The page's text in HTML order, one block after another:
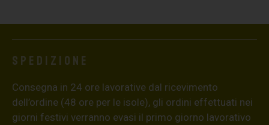
Spedizione
Consegna in 24 ore lavorative dal ricevimento
dell’ordine (48 ore per le isole), gli ordini effettuati nei
giorni festivi verranno evasi il primo giorno lavorativo